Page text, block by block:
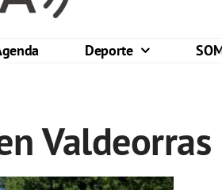
Deporte
Valdeorras